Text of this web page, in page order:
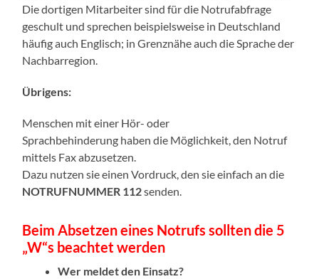
Die dortigen Mitarbeiter sind für die Notrufabfrage
geschult und sprechen beispielsweise in Deutschland
häufig auch Englisch; in Grenznähe auch die Sprache der
Nachbarregion.
Übrigens:
Menschen mit einer Hör- oder
Sprachbehinderung haben die Möglichkeit, den Notruf
mittels Fax abzusetzen.
Dazu nutzen sie einen Vordruck, den sie einfach an die
NOTRUFNUMMER 112senden.
Beim Absetzen eines Notrufs sollten die 5
„W“s beachtet werden
Wer meldet den Einsatz?